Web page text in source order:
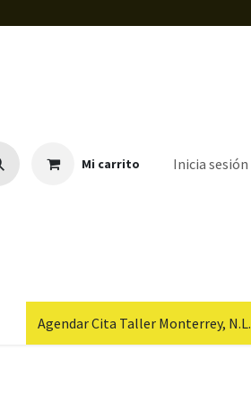
Mi carrito Inicia sesión
Agendar Cita Taller Monterrey, N.L.